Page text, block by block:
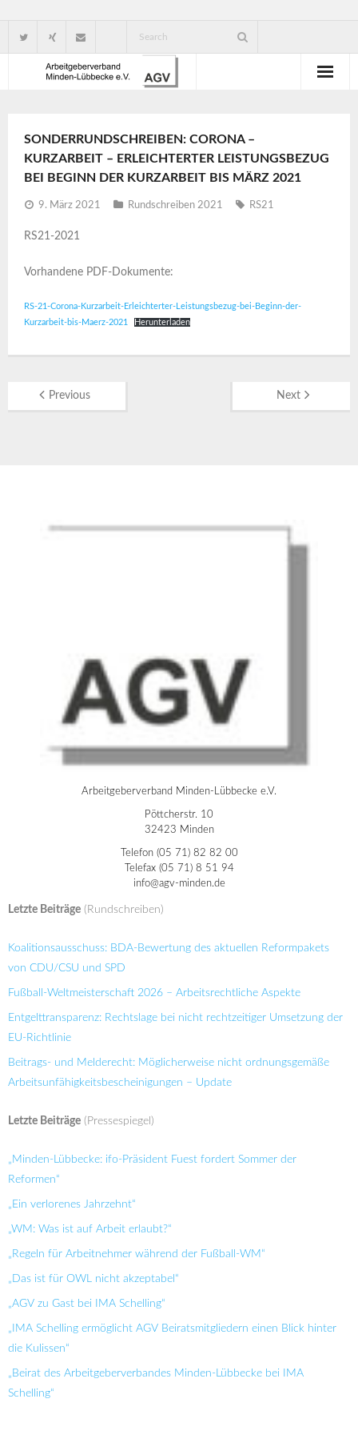
Verbandsorganisation
Ansprechpartner
SONDERRUNDSCHREIBEN: CORONA –
KURZARBEIT – ERLEICHTERTER LEISTUNGSBEZUG
BEI BEGINN DER KURZARBEIT BIS MÄRZ 2021
9. März 2021 Rundschreiben 2021 RS21
RS21-2021
Vorhandene PDF-Dokumente:
RS-21-Corona-Kurzarbeit-Erleichterter-Leistungsbezug-bei-Beginn-der-
Kurzarbeit-bis-Maerz-2021
Herunterladen
Previous Next
Arbeitgeberverband Minden-Lübbecke e.V.
Pöttcherstr. 10
32423 Minden
Telefon (05 71) 82 82 00
Telefax (05 71) 8 51 94
info@agv-minden.de
Letzte Beiträge (Rundschreiben)
Koalitionsausschuss: BDA-Bewertung des aktuellen Reformpakets
von CDU/CSU und SPD
Fußball-Weltmeisterschaft 2026 – Arbeitsrechtliche Aspekte
Entgelttransparenz: Rechtslage bei nicht rechtzeitiger Umsetzung der
EU-Richtlinie
Beitrags- und Melderecht: Möglicherweise nicht ordnungsgemäße
Arbeitsunfähigkeitsbescheinigungen – Update
Letzte Beiträge (Pressespiegel)
„Minden-Lübbecke: ifo-Präsident Fuest fordert Sommer der
Reformen“
„Ein verlorenes Jahrzehnt“
„WM: Was ist auf Arbeit erlaubt?“
„Regeln für Arbeitnehmer während der Fußball-WM“
„Das ist für OWL nicht akzeptabel“
„AGV zu Gast bei IMA Schelling“
„IMA Schelling ermöglicht AGV Beiratsmitgliedern einen Blick hinter
die Kulissen“
„Beirat des Arbeitgeberverbandes Minden-Lübbecke bei IMA
Schelling“